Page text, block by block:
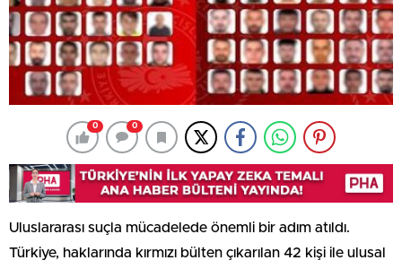
0 0
Uluslararası suçla mücadelede önemli bir adım atıldı.
Türkiye, haklarında kırmızı bülten çıkarılan 42 kişi ile ulusal